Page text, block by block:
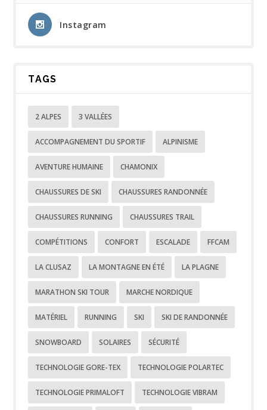
Instagram
TAGS
2 ALPES 3 VALLÉES
ACCOMPAGNEMENT DU SPORTIF ALPINISME
AVENTURE HUMAINE CHAMONIX
CHAUSSURES DE SKI CHAUSSURES RANDONNÉE
CHAUSSURES RUNNING CHAUSSURES TRAIL
COMPÉTITIONS CONFORT ESCALADE FFCAM
LA CLUSAZ LA MONTAGNE EN ÉTÉ LA PLAGNE
MARATHON SKI TOUR MARCHE NORDIQUE
MATÉRIEL RUNNING SKI SKI DE RANDONNÉE
SNOWBOARD SOLAIRES SÉCURITÉ
TECHNOLOGIE GORE-TEX TECHNOLOGIE POLARTEC
TECHNOLOGIE PRIMALOFT TECHNOLOGIE VIBRAM